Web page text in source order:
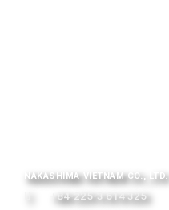
NAKASHIMA VIETNAM CO., LTD.
+84-225-3 614 325